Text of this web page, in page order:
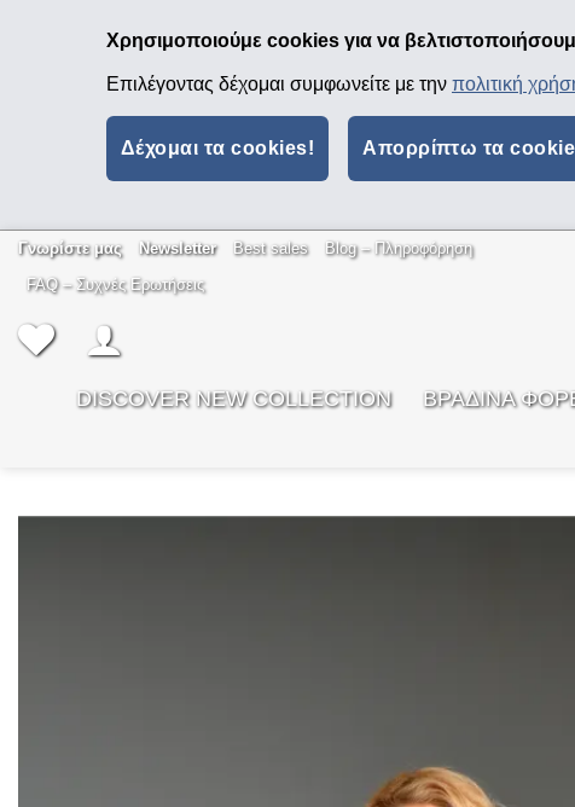
Χρησιμοποιούμε cookies για να
Επιλέγοντας δέχομαι συμφωνείτε με την πολιτική
Δέχομαι τα cookies! Απορρίπτω τα
Μετάβαση
Γνωρίστε μας Newsletter Best sales
Βlog – Πληροφόρηση
FAQ – Συχνές Ερωτήσεις
DISCOVER NEW COLLECTION ΒΡΑΔΙΝΑ